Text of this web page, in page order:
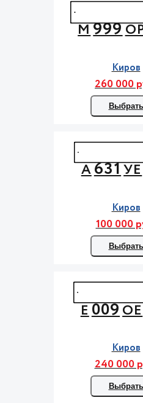
М999
Киров
260 000
Выбрать
А631УЕ
Киров
100 000
Выбрать
Е009ОЕ
Киров
240 000
Выбрать